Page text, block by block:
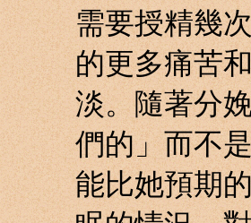
需要授精幾
的更多痛苦
淡。隨著分
們的」而不
能比她預期